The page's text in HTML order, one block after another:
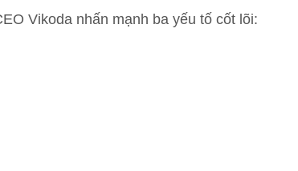
Vikoda nhấn mạnh ba yếu tố cốt lõi: